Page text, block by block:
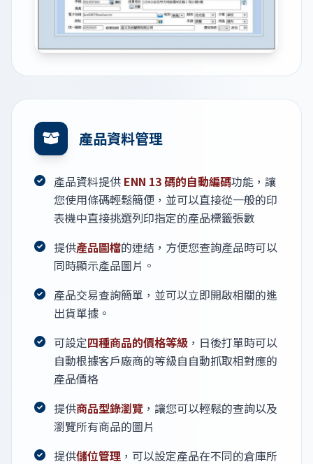
產品資料管理
產品資料提供 ENN 13 碼的自動編碼功能，讓
您使用條碼輕鬆簡便，並可以直接從一般的印
表機中直接挑選列印指定的產品標籤張數
提供產品圖檔的連結，方便您查詢產品時可以
同時顯示產品圖片。
產品交易查詢簡單，並可以立即開啟相關的進
出貨單據。
可設定四種商品的價格等級 ，日後打單時可以
自動根據客戶廠商的等級自自動抓取相對應的
產品價格
提供商品型錄瀏覽 ，讓您可以輕鬆的查詢以及
瀏覽所有商品的圖片
提供儲位管理 ，可以設定產品在不同的倉庫所